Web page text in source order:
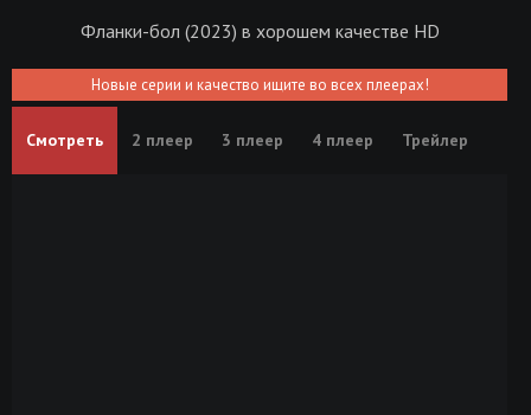
Фланки-бол (2023) в хорошем качестве HD
Новые серии и качество ищите во всех плеерах!
Смотреть 2 плеер 3 плеер 4 плеер Трейлер